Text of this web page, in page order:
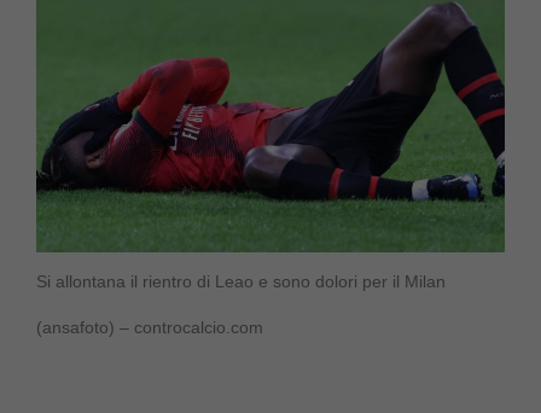
Si allontana il rientro di Leao e sono dolori per il Milan
(ansafoto) – controcalcio.com